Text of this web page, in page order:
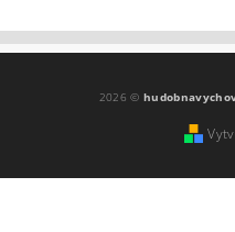
2026 ©